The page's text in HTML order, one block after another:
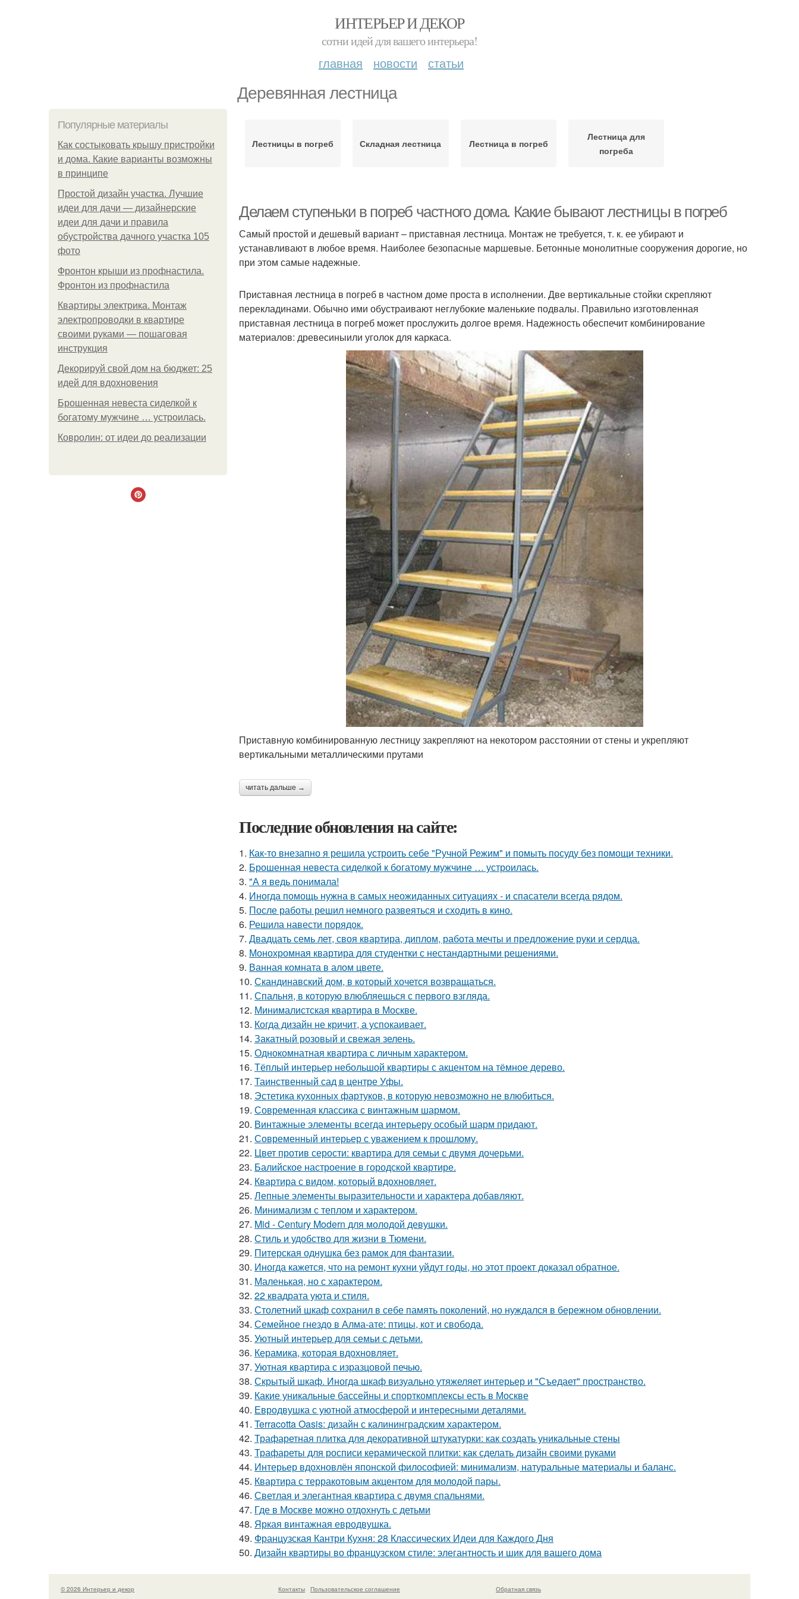
ИНТЕРЬЕР И ДЕКОР
сотни идей для вашего интерьера!
главная новости статьи
Деревянная лестница
Популярные материалы
Как состыковать крышу пристройки
и дома. Какие варианты возможны
в принципе
Простой дизайн участка. Лучшие
идеи для дачи — дизайнерские
идеи для дачи и правила
обустройства дачного участка 105
фото
Фронтон крыши из профнастила.
Фронтон из профнастила
Квартиры электрика. Монтаж
электропроводки в квартире
своими руками — пошаговая
инструкция
Декорируй свой дом на бюджет: 25
идей для вдохновения
Брошенная невеста сиделкой к
богатому мужчине … устроилась.
Ковролин: от идеи до реализации
Лестницы в погреб Складная лестница Лестница в погреб
Лестница для
погреба
Делаем ступеньки в погреб частного дома. Какие бывают лестницы в погреб
Самый простой и дешевый вариант – приставная лестница. Монтаж не требуется, т. к. ее убирают и
устанавливают в любое время. Наиболее безопасные маршевые. Бетонные монолитные сооружения дорогие, но
при этом самые надежные.
Приставная лестница в погреб в частном доме проста в исполнении. Две вертикальные стойки скрепляют
перекладинами. Обычно ими обустраивают неглубокие маленькие подвалы. Правильно изготовленная
приставная лестница в погреб может прослужить долгое время. Надежность обеспечит комбинирование
материалов: древесиныили уголок для каркаса.
Приставную комбинированную лестницу закрепляют на некотором расстоянии от стены и укрепляют
вертикальными металлическими прутами
читать дальше →
Последние обновления на сайте:
1. Как-то внезапно я решила устроить себе "Ручной Режим" и помыть посуду без помощи техники.
2. Брошенная невеста сиделкой к богатому мужчине … устроилась.
3. "А я ведь понимала!
4. Иногда помощь нужна в самых неожиданных ситуациях - и спасатели всегда рядом.
5. После работы решил немного развеяться и сходить в кино.
6. Решила навести порядок.
7. Двадцать семь лет, своя квартира, диплом, работа мечты и предложение руки и сердца.
8. Монохромная квартира для студентки с нестандартными решениями.
9. Ванная комната в алом цвете.
10. Скандинавский дом, в который хочется возвращаться.
11. Спальня, в которую влюбляешься с первого взгляда.
12. Минималистская квартира в Москве.
13. Когда дизайн не кричит, а успокаивает.
14. Закатный розовый и свежая зелень.
15. Однокомнатная квартира с личным характером.
16. Тёплый интерьер небольшой квартиры с акцентом на тёмное дерево.
17. Таинственный сад в центре Уфы.
18. Эстетика кухонных фартуков, в которую невозможно не влюбиться.
19. Современная классика с винтажным шармом.
20. Винтажные элементы всегда интерьеру особый шарм придают.
21. Современный интерьер с уважением к прошлому.
22. Цвет против серости: квартира для семьи с двумя дочерьми.
23. Балийское настроение в городской квартире.
24. Квартира с видом, который вдохновляет.
25. Лепные элементы выразительности и характера добавляют.
26. Минимализм с теплом и характером.
27. Mid - Century Modern для молодой девушки.
28. Стиль и удобство для жизни в Тюмени.
29. Питерская однушка без рамок для фантазии.
30. Иногда кажется, что на ремонт кухни уйдут годы, но этот проект доказал обратное.
31. Маленькая, но с характером.
32. 22 квадрата уюта и стиля.
33. Столетний шкаф сохранил в себе память поколений, но нуждался в бережном обновлении.
34. Семейное гнездо в Алма-ате: птицы, кот и свобода.
35. Уютный интерьер для семьи с детьми.
36. Керамика, которая вдохновляет.
37. Уютная квартира с изразцовой печью.
38. Скрытый шкаф. Иногда шкаф визуально утяжеляет интерьер и "Съедает" пространство.
39. Какие уникальные бассейны и спорткомплексы есть в Москве
40. Евродвушка с уютной атмосферой и интересными деталями.
41. Terracotta Oasis: дизайн с калининградским характером.
42. Трафаретная плитка для декоративной штукатурки: как создать уникальные стены
43. Трафареты для росписи керамической плитки: как сделать дизайн своими руками
44. Интерьер вдохновлён японской философией: минимализм, натуральные материалы и баланс.
45. Квартира с терракотовым акцентом для молодой пары.
46. Светлая и элегантная квартира с двумя спальнями.
47. Где в Москве можно отдохнуть с детьми
48. Яркая винтажная евродвушка.
49. Французская Кантри Кухня: 28 Классических Идеи для Каждого Дня
50. Дизайн квартиры во французском стиле: элегантность и шик для вашего дома
© 2026 Интерьер и декор Контакты
Пользовательское соглашение
Обратная связь